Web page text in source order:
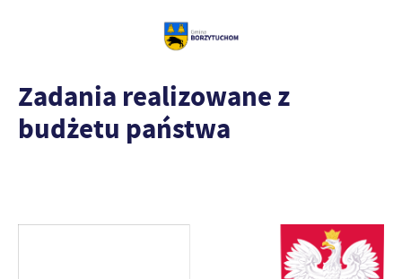
Zadania realizowane z
budżetu państwa